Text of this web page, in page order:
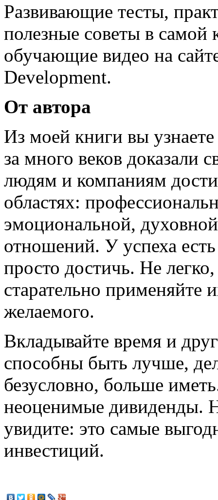
Развивающие тесты,
полезные советы в самой
обучающие видео на
Development.
От автора
Из моей книги вы
за много веков доказали
людям и компаниям
областях:
эмоциональной,
отношений. У успеха
просто достичь. Не
старательно применяйте
желаемого.
Вкладывайте время и
способны быть лучше,
безусловно, больше
неоценимые дивиденды.
увидите: это самые
инвестиций.